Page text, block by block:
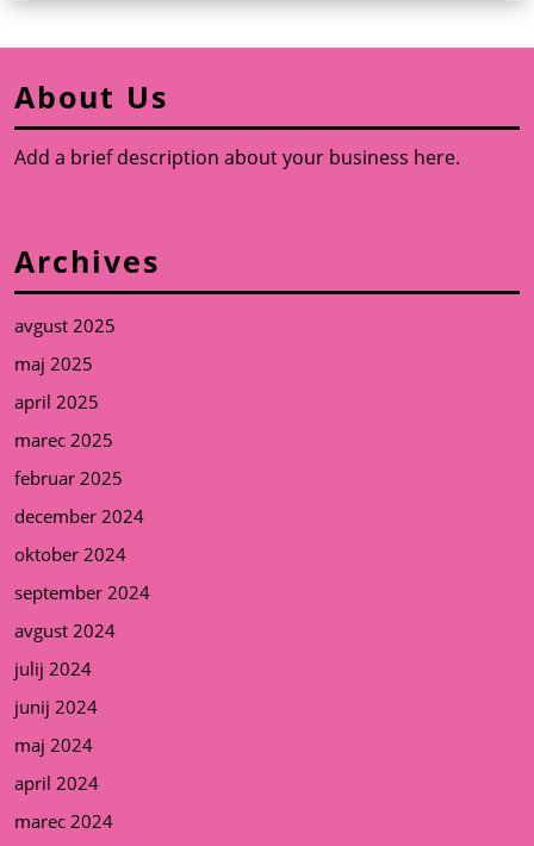
About Us
Add a brief description about your business here.
Archives
avgust 2025
maj 2025
april 2025
marec 2025
februar 2025
december 2024
oktober 2024
september 2024
avgust 2024
julij 2024
junij 2024
maj 2024
april 2024
marec 2024